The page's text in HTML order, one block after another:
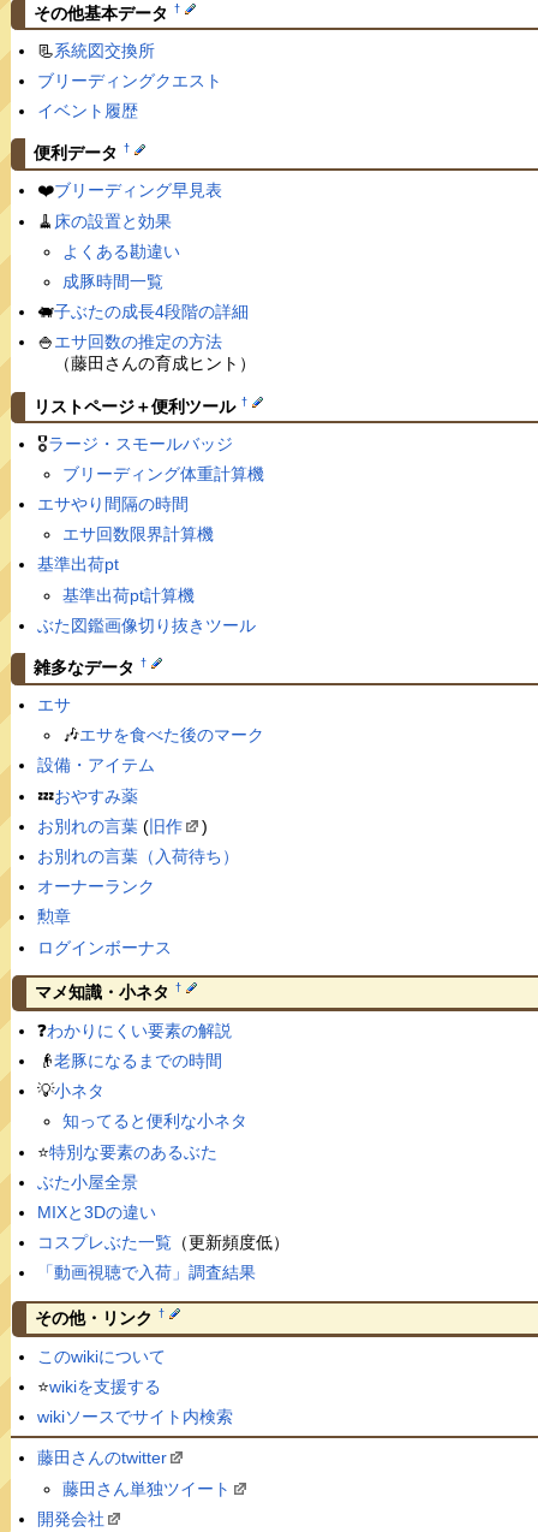
その他基本データ †
📃系統図交換所
ブリーディングクエスト
イベント履歴
便利データ †
❤️ブリーディング早見表
🧹 床の設置と効果
よくある勘違い
成豚時間一覧
🐖子ぶたの成長4段階の詳細
🍚エサ回数の推定の方法
（藤田さんの育成ヒント）
リストページ＋便利ツール †
🎖ラージ・スモールバッジ
ブリーディング体重計算機
エサやり間隔の時間
エサ回数限界計算機
基準出荷pt
基準出荷pt計算機
ぶた図鑑画像切り抜きツール
雑多なデータ †
エサ
🎶エサを食べた後のマーク
設備・アイテム
💤おやすみ薬
お別れの言葉(旧作
)
お別れの言葉（入荷待ち）
オーナーランク
勲章
ログインボーナス
マメ知識・小ネタ †
❓わかりにくい要素の解説
👴老豚になるまでの時間
💡小ネタ
知ってると便利な小ネタ
⭐️特別な要素のあるぶた
ぶた小屋全景
MIXと3Dの違い
コスプレぶた一覧（更新頻度低）
「動画視聴で入荷」調査結果
その他・リンク †
このwikiについて
⭐️wikiを支援する
wikiソースでサイト内検索
藤田さんのtwitter
藤田さん単独ツイート
開発会社